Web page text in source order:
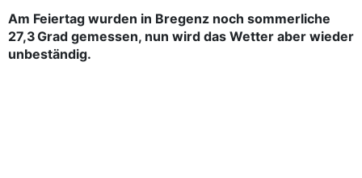
Am Feiertag wurden in Bregenz noch sommerliche
27,3 Grad gemessen, nun wird das Wetter aber wieder
unbeständig.